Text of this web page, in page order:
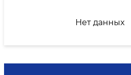
Нет данных